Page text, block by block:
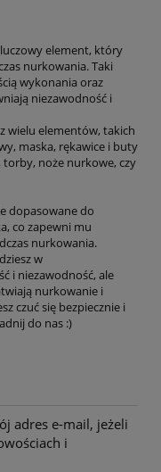
element, który
nurkowania. Taki
wykonania oraz
niezawodność i
wielu elementów, takich
maska, rękawice i buty
torby, noże nurkowe, czy
dopasowane do
co zapewni mu
nurkowania.
w
i niezawodność, ale
nurkowanie i
czuć się bezpiecznie i
do nas :)
adres e-mail, jeżeli
i